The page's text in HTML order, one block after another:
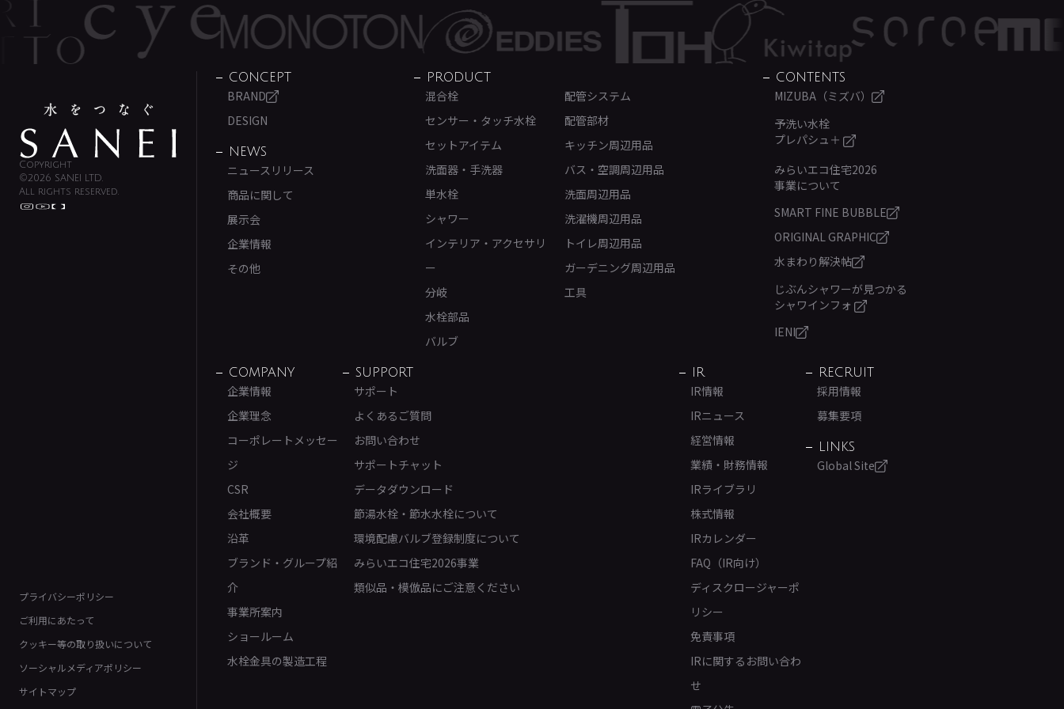
Copyright
©2026 SANEI LTD.
All rights reserved.
プライバシーポリシー
ご利用にあたって
クッキー等の取り扱いについて
ソーシャルメディアポリシー
サイトマップ
CONCEPT
BRAND
DESIGN
NEWS
ニュースリリース
商品に関して
展示会
企業情報
その他
PRODUCT
混合栓
センサー・タッチ水栓
セットアイテム
洗面器・手洗器
単水栓
シャワー
インテリア・アクセサリ
ー
分岐
水栓部品
バルブ
配管システム
配管部材
キッチン周辺用品
バス・空調周辺用品
洗面周辺用品
洗濯機周辺用品
トイレ周辺用品
ガーデニング周辺用品
工具
CONTENTS
MIZUBA（ミズバ）
予洗い水栓
プレパシュ＋
みらいエコ住宅2026
事業について
SMART FINE BUBBLE
ORIGINAL GRAPHIC
水まわり解決帖
じぶんシャワーが見つかる
シャワインフォ
IENI
COMPANY
企業情報
企業理念
コーポレートメッセー
ジ
CSR
会社概要
沿革
ブランド・グループ紹
介
事業所案内
ショールーム
水栓金具の製造工程
SUPPORT
サポート
よくあるご質問
お問い合わせ
サポートチャット
データダウンロード
節湯水栓・節水水栓について
環境配慮バルブ登録制度について
みらいエコ住宅2026事業
類似品・模倣品にご注意ください
IR
IR情報
IRニュース
経営情報
業績・財務情報
IRライブラリ
株式情報
IRカレンダー
FAQ（IR向け）
ディスクロージャーポ
リシー
免責事項
IRに関するお問い合わ
せ
RECRUIT
採用情報
募集要項
LINKS
Global Site